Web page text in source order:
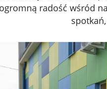
radość wśród